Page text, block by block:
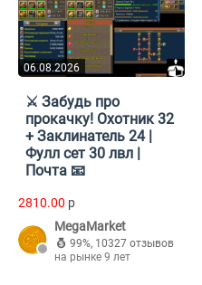
06.08.2026
⚔️ Забудь про
прокачку! Охотник 32
+ Заклинатель 24 |
Фулл сет 30 лвл |
Почта 📧
2810.00 p
MegaMarket
99%, 10327 отзывов
на рынке 9 лет